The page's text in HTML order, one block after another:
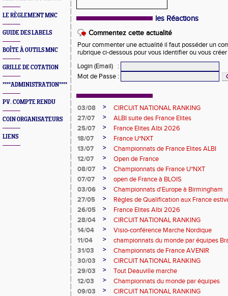
LE RÈGLEMENT MNC
GUIDE DES LABELS
BOÎTE À OUTILS MNC
GRILLE DE COTATION
****ADMINISTRATION****
PV. COMPTE RENDU
COIN ORGANISATEURS
LIENS
les Réactions
Commentez cette actualité
Pour commenter une actualité il faut posséder un
rubrique ci-dessous pour vous identifier ou vous
Login (Email)
:
Mot de Passe :
03/08 >
CIRCUIT NATIONAL RANKING
27/07
>
ALBI suite des France Elites
25/07
>
France Elites Albi 2026
18/07
>
France U*NXT
13/07
>
Championnats de France Elites ALBI
12/07
>
Open de France
08/07
>
Championnats de France U*NXT
07/07
>
open de France à BLOIS
03/06
>
Championnats d'Europe à Birmingham
27/05
>
Règles de Qualification aux France
26/05
>
France Elites Albi 2026
28/04
>
CIRCUIT NATIONAL RANKING
14/04
>
Visio-conférence Marche Nordique
11/04
>
championnats du monde par équipes
31/03
>
Championnats de France AVENIR
30/03
>
CIRCUIT NATIONAL RANKING
29/03
>
Tout Deauville marche
12/03
>
Championnats du monde par équipes
09/03
>
CIRCUIT NATIONAL RANKING